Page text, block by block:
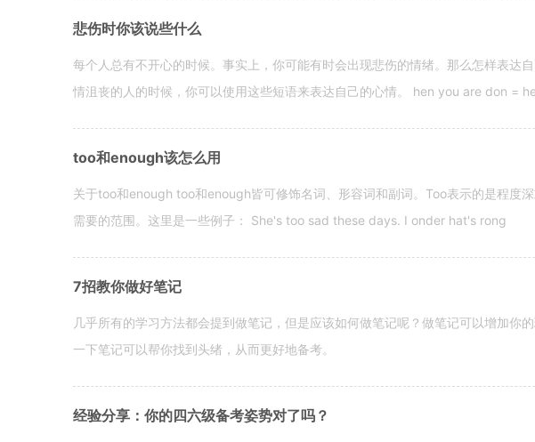
悲伤时你该说些什么
每个人总有不开心的时候。事实上，你可能有时会出现悲伤的情绪。那么怎样表达
情沮丧的人的时候，你可以使用这些短语来表达自己的心情。 hen you are don =
too和enough该怎么用
关于too和enough too和enough皆可修饰名词、形容词和副词。Too表示的是程度
需要的范围。这里是一些例子： She's too sad these days. I onder hat's rong
7招教你做好笔记
几乎所有的学习方法都会提到做笔记，但是应该如何做笔记呢？做笔记可以增加你
一下笔记可以帮你找到头绪，从而更好地备考。
经验分享：你的四六级备考姿势对了吗？